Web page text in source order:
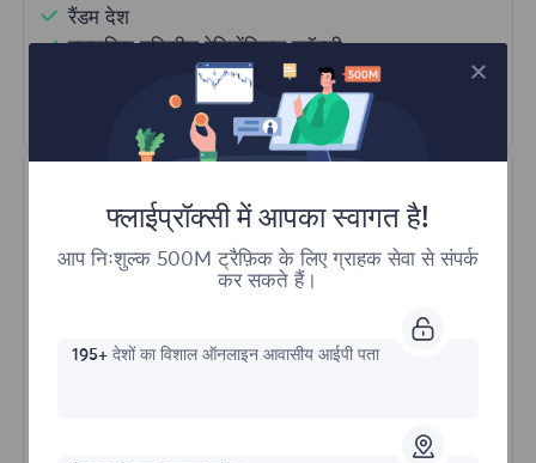
रैंडम देश
वास्तविक गतिशील रेजिडेंशियल प्रॉक्सी
और अधिक जानें
स्थिर रेसिडेंशियल
फ्लाईप्रॉक्सी में आपका स्वागत है!
आप निःशुल्क 500M ट्रैफ़िक के लिए ग्राहक सेवा से संपर्क
कर सकते हैं।
195+देशों का विशाल ऑनलाइन आवासीय आईपी पता